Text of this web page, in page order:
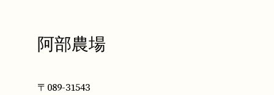
阿部農場
〒089-31543